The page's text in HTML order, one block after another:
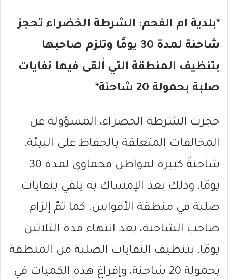
*بلدية ام الفحم: الشرطة الخضراء تحجز
شاحنة لمدة 30 يومًا وتلزم صاحبها
بتنظيف المنطقة التي ألقى فيها نفايات
صلبة بحمولة 20 شاحنة*
حجزت الشرطة الخضراء، المسؤولة عن
المخالفات المتعلقة بالحفاظ على البيئة،
شاحنةً كبيرة لمواطن فحماوي لمدة 30
يومًا، وذلك بعد الإمساك به يلقي بنفايات
صلبة في منطقة الأقواس. كما تمّ إلزام
صاحب الشاحنة، بعد انتهاء مدة الثلاثين
يومًا، بتنظيف النفايات الصلبة من المنطقة
بحمولة 20 شاحنة، وإفراغ هذه الكميات في